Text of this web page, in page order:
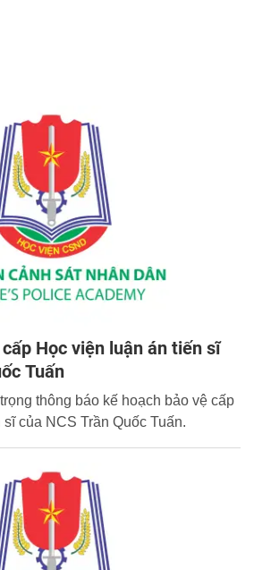
Học viện luận án tiến sĩ
Tuấn
thông báo kế hoạch bảo vệ cấp
của NCS Trần Quốc Tuấn.